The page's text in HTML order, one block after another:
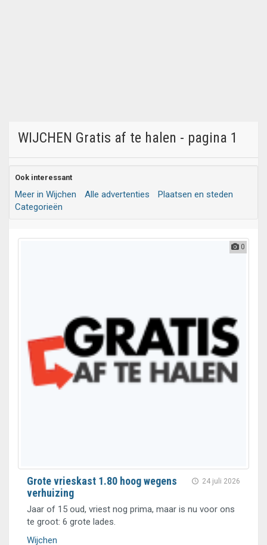
WIJCHEN Gratis af te halen - pagina 1
Ook interessant
Meer in Wijchen Alle advertenties
Plaatsen en steden
Categorieën
0
24 juli 2026
Grote vrieskast 1.80 hoog wegens
verhuizing
Jaar of 15 oud, vriest nog prima, maar is nu voor ons
te groot: 6 grote lades.
Wijchen